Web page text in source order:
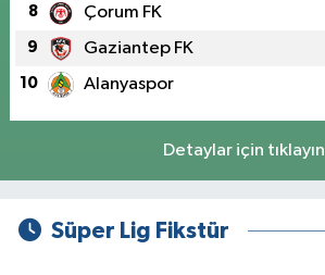
8 Çorum FK
9 Gaziantep FK
10 Alanyaspor
Detaylar için tıklayın
Süper Lig Fikstür